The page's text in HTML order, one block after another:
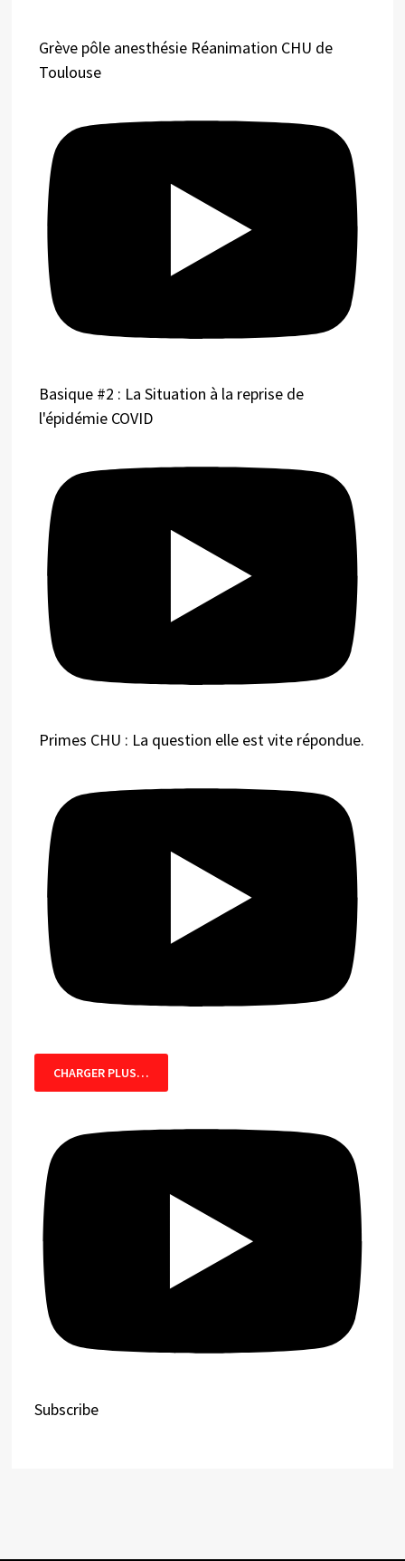
Grève pôle anesthésie Réanimation CHU de
Toulouse
Basique #2 : La Situation à la reprise de
l'épidémie COVID
Primes CHU : La question elle est vite répondue.
CHARGER PLUS…
Subscribe